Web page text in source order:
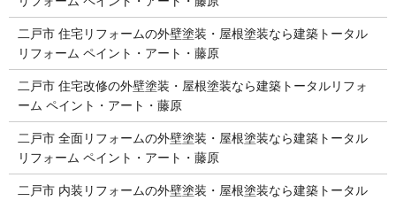
二戸市 住宅リフォームの外壁塗装・屋根塗装なら建築トータル
リフォーム ペイント・アート・藤原
二戸市 住宅改修の外壁塗装・屋根塗装なら建築トータルリフォ
ーム ペイント・アート・藤原
二戸市 全面リフォームの外壁塗装・屋根塗装なら建築トータル
リフォーム ペイント・アート・藤原
二戸市 内装リフォームの外壁塗装・屋根塗装なら建築トータル